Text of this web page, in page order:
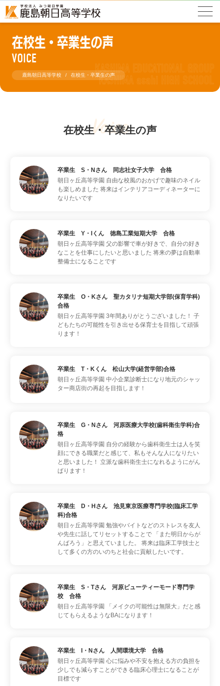
在校生・卒業生の声
VOICE
鹿島朝日高等学校 在校生・卒業生の声
在校生・卒業生の声
Voice
卒業生 S・Nさん 同志社女子大学 合格
朝日ヶ丘高等学園 自由な校風のおかげで趣味のネイル
も楽しめました 将来はインテリアコーディネーターに
なりたいです
卒業生 Y・Iくん 徳島工業短期大学 合格
朝日ヶ丘高等学園 父の影響で車が好きで、自分の好き
なことを仕事にしたいと思いました 将来の夢は自動車
整備士になることです
卒業生 O・Kさん 聖カタリナ短期大学部(保育学科)
合格
朝日ヶ丘高等学園 3年間ありがとうございました！ 子
どもたちの可能性を引き出せる保育士を目指して頑張
ります！
卒業生 T・Kくん 松山大学(経営学部)合格
朝日ヶ丘高等学園 中小企業診断士になり地元のシャッ
ター商店街の再起を目指します！
卒業生 G・Nさん 河原医療大学校(歯科衛生学科)合
格
朝日ヶ丘高等学園 自分の経験から歯科衛生士は人を笑
顔にできる職業だと感じて、私もそんな人になりたい
と思いました！ 立派な歯科衛生士になれるようにがん
ばります！
卒業生 D・Hさん 池見東京医療専門学校(臨床工学
科)合格
朝日ヶ丘高等学園 勉強やバイトなどのストレスを友人
や先生に話してリセットすることで 「また明日からが
んばろう」と思えていました。 将来は臨床工学技士と
して多くの方のいのちと社会に貢献したいです。
卒業生 S・Tさん 河原ビューティーモード専門学
校 合格
朝日ヶ丘高等学園
「メイクの可能性は無限大」だと感
じてもらえるようなBAになります！
卒業生 I・Nさん 人間環境大学 合格
朝日ヶ丘高等学園 心に悩みや不安を抱える方の負担を
少しでも減らすことができる臨床心理士になることが
目標です